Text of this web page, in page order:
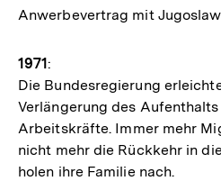
Anwerbevertrag mit
1971:
Die Bundesregierung
Verlängerung des
Arbeitskräfte. Immer mehr
nicht mehr die Rückkehr in
holen ihre Familie nach.